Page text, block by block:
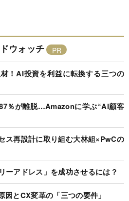
ウォッチ
！AI投資を利益に転換する三つの
87％が離脱…Amazonに学ぶ“AI顧客
ス再設計に取り組む大林組×PwCの
ーアドレス」を成功させるには？
とCX変革の「三つの要件」